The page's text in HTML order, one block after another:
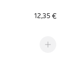
12,35 €